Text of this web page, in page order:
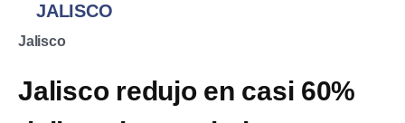
JALISCO
Jalisco
Jalisco redujo en casi 60%